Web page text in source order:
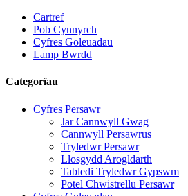
Cartref
Pob Cynnyrch
Cyfres Goleuadau
Lamp Bwrdd
Categorïau
Cyfres Persawr
Jar Cannwyll Gwag
Cannwyll Persawrus
Tryledwr Persawr
Llosgydd Arogldarth
Tabledi Tryledwr Gypswm
Potel Chwistrellu Persawr